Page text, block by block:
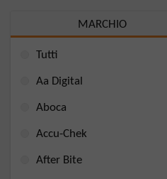
MARCHIO
Tutti
Aa Digital
Aboca
Accu-Chek
After Bite